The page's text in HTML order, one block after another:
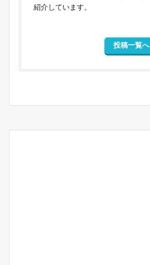
紹介しています。
投稿一覧へ